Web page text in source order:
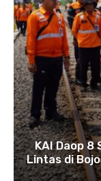
KAI Daop 8
Lintas di